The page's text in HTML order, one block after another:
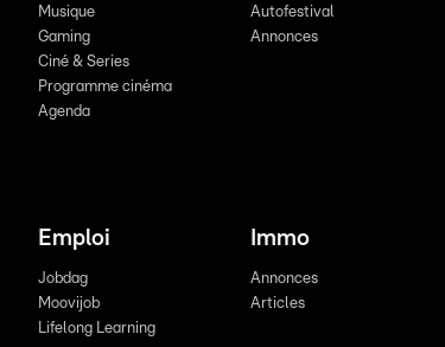
Musique
Gaming
Ciné & Series
Programme cinéma
Agenda
Autofestival
Annonces
Emploi
Jobdag
Moovijob
Lifelong Learning
Immo
Annonces
Articles